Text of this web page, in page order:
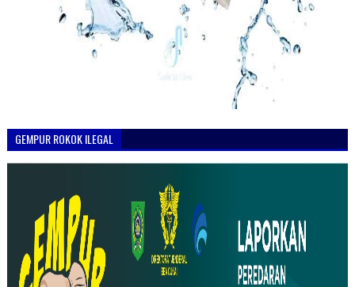
GEMPUR ROKOK ILEGAL